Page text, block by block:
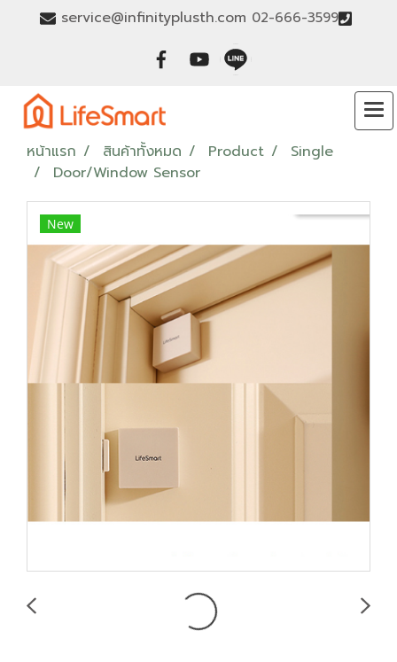
service@infinityplusth.com 02-666-3599
หน้าแรก สินค้าทั้งหมด Product
Single
Door/Window Sensor
New